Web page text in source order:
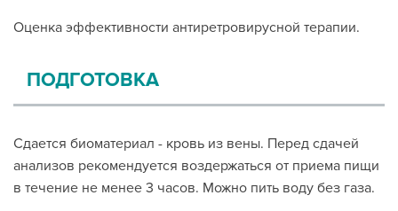
Оценка эффективности антиретровирусной терапии.
ПОДГОТОВКА
Сдается биоматериал - кровь из вены. Перед сдачей
анализов рекомендуется воздержаться от приема пищи
в течение не менее 3 часов. Можно пить воду без газа.